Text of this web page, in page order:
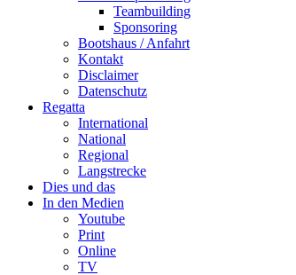
Teambuilding
Sponsoring
Bootshaus / Anfahrt
Kontakt
Disclaimer
Datenschutz
Regatta
International
National
Regional
Langstrecke
Dies und das
In den Medien
Youtube
Print
Online
TV